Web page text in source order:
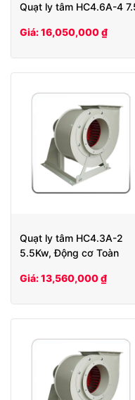
Quạt ly tâm HC4.6A-4
Giá: 16,050,000 ₫
Quạt ly tâm HC4.3A-2
5.5Kw, Động cơ Toàn
Giá: 13,560,000 ₫